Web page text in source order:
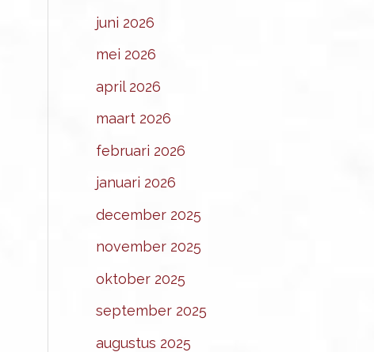
juni 2026
mei 2026
april 2026
maart 2026
februari 2026
januari 2026
december 2025
november 2025
oktober 2025
september 2025
augustus 2025